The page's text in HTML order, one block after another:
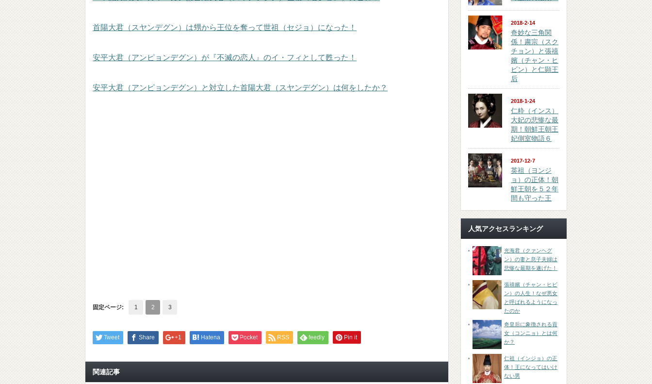
首陽大君（スヤンデグン）は甥から王位を奪って世祖（セジョ）になった！
安平大君（アンピョンデグン）が『不滅の恋人』のイ・フィとして甦った！
安平大君（アンピョンデグン）と対立した首陽大君（スヤンデグン）は何をしたか？
固定ページ: 1 2 3
Tweet Share +1 Hatena Pocket RSS feedly Pin it
関連記事
2018-2-14
奇妙な三角関
係！粛宗（スク
チョン）と張禧
嬪（チャン・ヒ
ビン）と仁顕王
后
2018-1-24
仁粋（インス）
大妃の悲惨な最
期！朝鮮王朝王
妃側室物語６
2017-12-7
英祖（ヨンジ
ョ）の正体！朝
鮮王朝を５２年
間も守った王
人気アクセスランキング
光海君（クァンヘグ
ン）の妻と息子夫婦は
悲惨な最期を遂げた！
張禧嬪（チャン・ヒビ
ン）の人生！なぜ悪女
と呼ばれるようになっ
たのか
奇皇后に象徴される貢
女（コンニョ）とは何
か？
仁祖（インジョ）の正
体！王になってはいけ
ない男